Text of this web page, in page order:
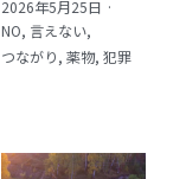
2026年5月25日 ·
NO, 言えない,
つながり, 薬物, 犯罪